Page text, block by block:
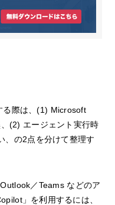
る際は、(1) Microsoft
(2) エージェント実行時
、の2点を分けて整理す
／Teams などのア
」を利用するには、